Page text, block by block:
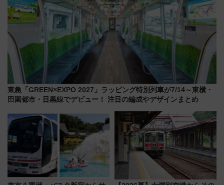
東急「GREEN×EXPO 2027」ラッピング特別列車が7/14～東横・
田園都市・目黒線でデビュー！ 注目の編成やデザインまとめ